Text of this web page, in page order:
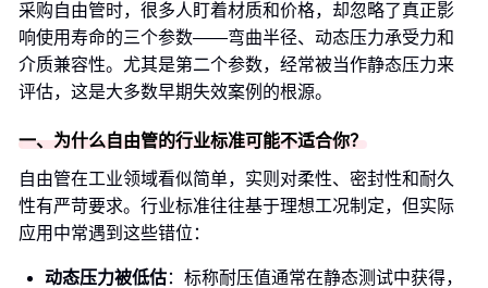
采购自由管时，很多人盯着材质和价格，却忽略了真正影
响使用寿命的三个参数——弯曲半径、动态压力承受力和
介质兼容性。尤其是第二个参数，经常被当作静态压力来
评估，这是大多数早期失效案例的根源。
一、为什么自由管的行业标准可能不适合你？
自由管在工业领域看似简单，实则对柔性、密封性和耐久
性有严苛要求。行业标准往往基于理想工况制定，但实际
应用中常遇到这些错位：
动态压力被低估：标称耐压值通常在静态测试中获得，